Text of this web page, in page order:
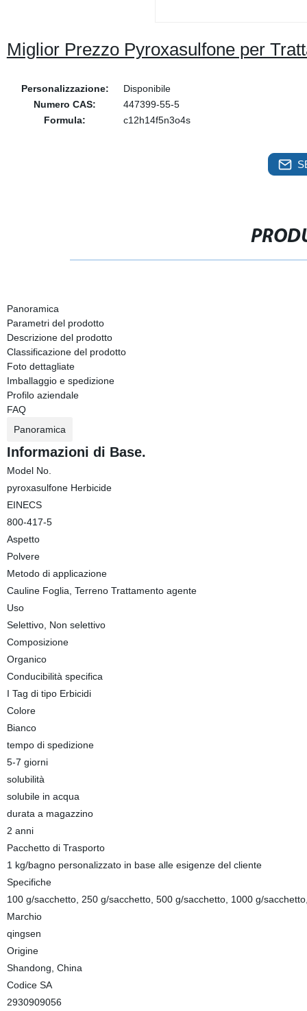
Miglior Prezzo Pyroxasulfone per
Personalizzazione:
Disponibile
Numero CAS:
447399-55-5
Formula:
c12h14f5n3o4s
Panoramica
Parametri del prodotto
Descrizione del prodotto
Classificazione del prodotto
Foto dettagliate
Imballaggio e spedizione
Profilo aziendale
FAQ
Panoramica
Informazioni di Base.
Model No.
pyroxasulfone Herbicide
EINECS
800-417-5
Aspetto
Polvere
Metodo di applicazione
Cauline Foglia, Terreno Trattamento agente
Uso
Selettivo, Non selettivo
Composizione
Organico
Conducibilità specifica
I Tag di tipo Erbicidi
Colore
Bianco
tempo di spedizione
5-7 giorni
solubilità
solubile in acqua
durata a magazzino
2 anni
Pacchetto di Trasporto
1 kg/bagno personalizzato in base alle esigenze del cliente
Specifiche
100 g/sacchetto, 250 g/sacchetto, 500 g/sacchetto, 1000 g/
Marchio
qingsen
Origine
Shandong, China
Codice SA
2930909056